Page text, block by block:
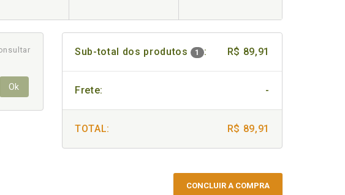
Ok
Sub-total dos produtos 1 : R$ 89,91
Frete: -
TOTAL: R$ 89,91
CONCLUIR A COMPRA